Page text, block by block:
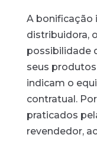
A bonificação
distribuidora,
possibilidade
seus
indicam o
contratual.
praticados
revendedor,